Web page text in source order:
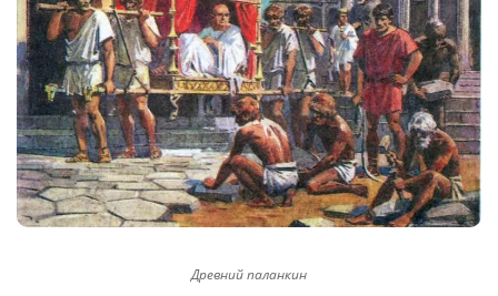
Древний паланкин